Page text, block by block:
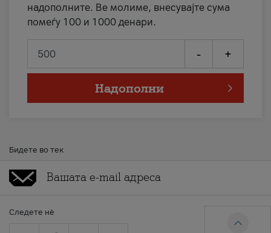
надополните. Ве молиме, внесувајте сума
помеѓу 100 и 1000 денари.
- +
Надополни
Бидете во тек
Следете нè